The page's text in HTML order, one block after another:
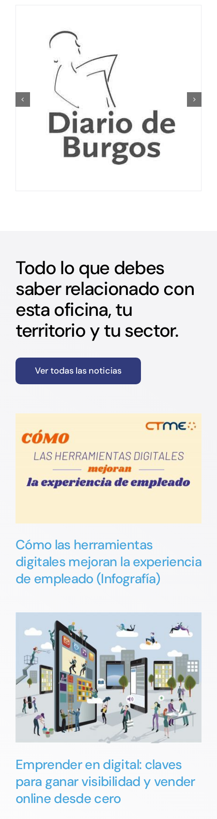
Todo lo que debes
saber relacionado con
esta oficina, tu
territorio y tu sector.
Ver todas las noticias
Cómo las herramientas
digitales mejoran la experiencia
de empleado (Infografía)
Emprender en digital: claves
para ganar visibilidad y vender
online desde cero